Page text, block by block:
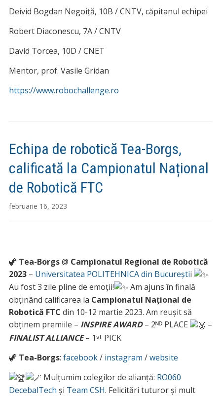
Deivid Bogdan Negoiță, 10B / CNTV, căpitanul echipei
Robert Diaconescu, 7A / CNTV
David Torcea, 10D / CNET
Mentor, prof. Vasile Gridan
https://www.robochallenge.ro
Echipa de robotică Tea-Borgs,
calificată la Campionatul Național
de Robotică FTC
februarie 16, 2023
🦖 Tea-Borgs@ Campionatul Regional de Robotică
2023– Universitatea POLITEHNICA din Bucureștii
Au fost 3 zile pline de emoții!
Am ajuns în finală
obținând calificarea la Campionatul Național de
Robotică FTC din 10-12 martie 2023. Am reușit să
obținem premiile – INSPIRE AWARD– 2ᴺᴰ PLACE
–
FINALIST ALLIANCE– 1ˢᵀ PICK
🦖 Tea-Borgs: facebook/ instagram /website
Mulțumim colegilor de alianță: RO060
DecebalTech și Team CSH. Felicitări tuturor și mult